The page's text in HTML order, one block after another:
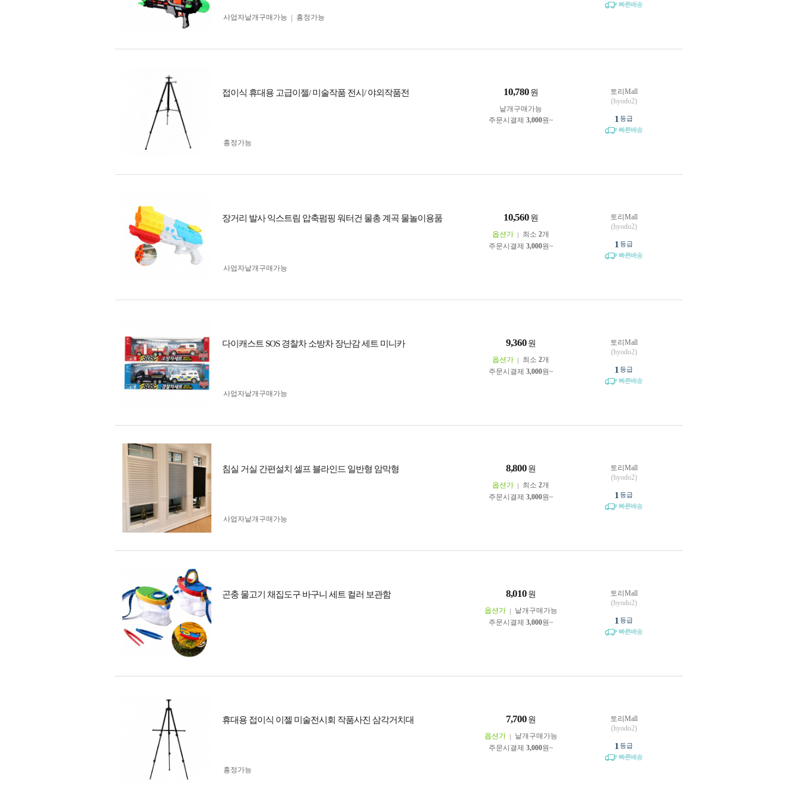
사업자 낱개구매가능 흥정가능
빠른배송
접이식 휴대용 고급이젤/ 미술작품 전시/ 야외작품전 10,780 원
낱개구매가능
주문시결제 3,000원~
흥정가능
토리Mall
(hyodo2)
1 등급
빠른배송
장거리 발사 익스트림 압축펌핑 워터건 물총 계곡 물놀이용품 10,560 원
옵션가 최소 2개
주문시결제 3,000원~
사업자 낱개구매가능
토리Mall
(hyodo2)
1 등급
빠른배송
다이캐스트 SOS 경찰차 소방차 장난감 세트 미니카 9,360 원
옵션가 최소 2개
주문시결제 3,000원~
사업자 낱개구매가능
토리Mall
(hyodo2)
1 등급
빠른배송
침실 거실 간편설치 셀프 블라인드 일반형 암막형 8,800 원
옵션가 최소 2개
주문시결제 3,000원~
사업자 낱개구매가능
토리Mall
(hyodo2)
1 등급
빠른배송
곤충 물고기 채집도구 바구니 세트 컬러 보관함 8,010 원
옵션가
낱개구매가능
주문시결제 3,000원~
토리Mall
(hyodo2)
1 등급
빠른배송
휴대용 접이식 이젤 미술전시회 작품사진 삼각거치대 7,700 원
옵션가
낱개구매가능
주문시결제 3,000원~
흥정가능
토리Mall
(hyodo2)
1 등급
빠른배송